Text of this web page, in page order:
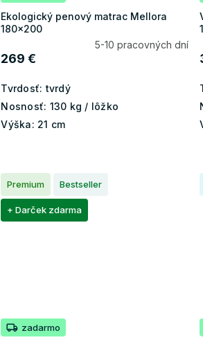
Ekologický penový matrac Mellora
180x200
5-10 pracovných dní
269 €
Tvrdosť: tvrdý
Nosnosť: 130 kg / lôžko
Výška: 21 cm
Premium Bestseller
+ Darček zdarma
zadarmo